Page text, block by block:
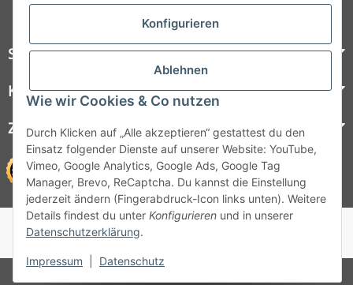
Konfigurieren
Ablehnen
Wie wir Cookies & Co nutzen
Durch Klicken auf „Alle akzeptieren“ gestattest du den
Einsatz folgender Dienste auf unserer Website: YouTube,
Vimeo, Google Analytics, Google Ads, Google Tag
Manager, Brevo, ReCaptcha. Du kannst die Einstellung
jederzeit ändern (Fingerabdruck-Icon links unten). Weitere
Details findest du unter Konfigurieren und in unserer
Datenschutzerklärung.
Impressum Datenschutz
Steelboxx
Kundenservice
Zahlungsmöglichkeiten
© 1964 - 2026 Lüllmann GmbH
© 1964 - 2024 Lüllmann GmbH